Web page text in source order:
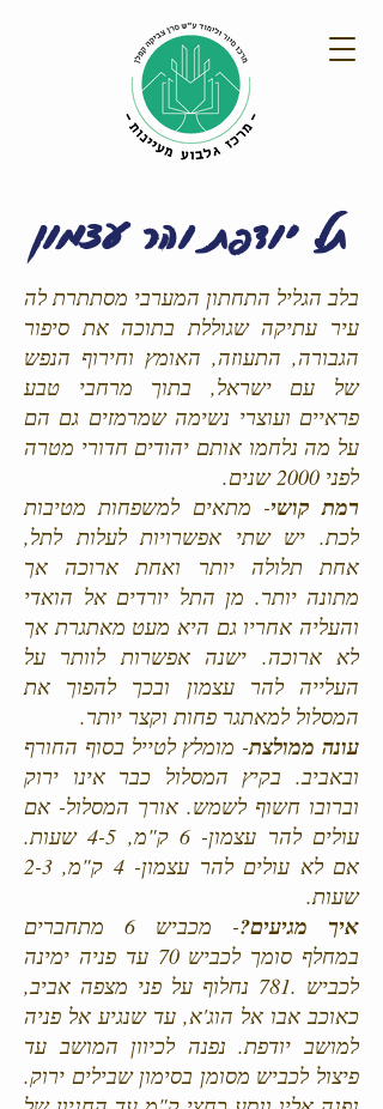
תל יודפת והר עצמון
בלב הגליל התחתון המערבי מסתתרת לה
עיר עתיקה שגוללת בתוכה את סיפור
הגבורה, התעוזה, האומץ וחירוף הנפש
של עם ישראל, בתוך מרחבי טבע
פראיים ועוצרי נשימה שמרמזים גם הם
על מה נלחמו אותם יהודים חדורי מטרה
לפני 2000 שנים.
רמת קושי- מתאים למשפחות מטיבות
לכת. יש שתי אפשרויות לעלות לתל,
אחת תלולה יותר ואחת ארוכה אך
מתונה יותר. מן התל יורדים אל הואדי
והעליה אחריו גם היא מעט מאתגרת אך
לא ארוכה. ישנה אפשרות לוותר על
העלייה להר עצמון ובכך להפוך את
המסלול למאתגר פחות וקצר יותר.
עונה ממולצת- מומלץ לטייל בסוף החורף
ובאביב. בקיץ המסלול כבר אינו ירוק
וברובו חשוף לשמש. אורך המסלול- אם
עולים להר עצמון- 6 ק"מ, 4-5 שעות.
אם לא עולים להר עצמון- 4 ק"מ, 2-3
שעות.
איך מגיעים?
- מכביש 6 מתחברים
במחלף סומך לכביש 70 עד פניה ימינה
לכביש .781 נחלוף על פני מצפה אביב,
כאוכב אבו אל הוג'א, עד שנגיע אל פניה
למושב יודפת. נפנה לכיוון המושב עד
פיצול לכביש מסומן בסימון שבילים ירוק.